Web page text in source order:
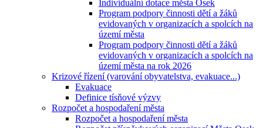
Individuální dotace města Osek
Program podpory činnosti dětí a žáků
evidovaných v organizacích a spolcích na
území města
Program podpory činnosti dětí a žáků
evidovaných v organizacích a spolcích na
území města na rok 2026
Krizové řízení (varování obyvatelstva, evakuace...)
Evakuace
Definice tísňové výzvy
Rozpočet a hospodaření města
Rozpočet a hospodaření města